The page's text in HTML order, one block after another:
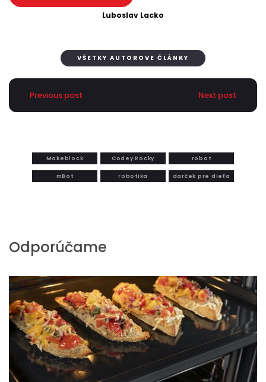
Luboslav Lacko
VŠETKY AUTOROVE ČLÁNKY
Previous post Next post
Makeblock Codey Rocky robot
mBot robotika darček pre dieťa
Odporúčame